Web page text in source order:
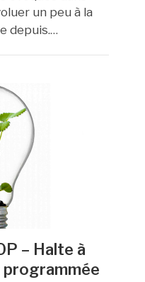
un peu à la
depuis.…
– Halte à
programmée